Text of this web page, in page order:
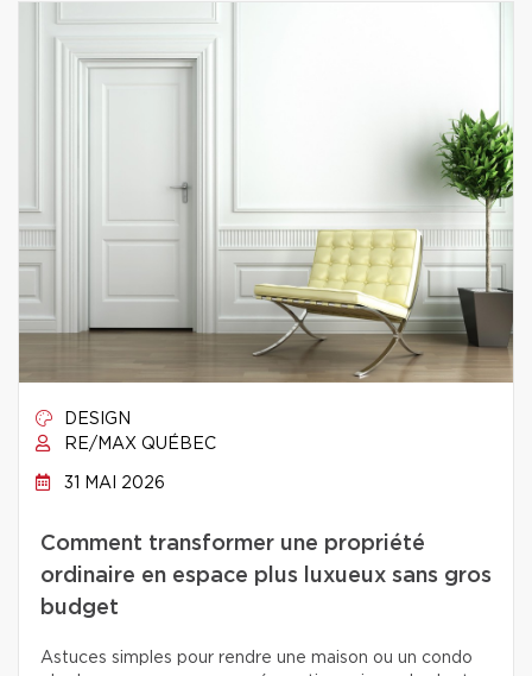
DESIGN
RE/MAX QUÉBEC
31 MAI 2026
Comment transformer une propriété
ordinaire en espace plus luxueux sans gros
budget
Astuces simples pour rendre une maison ou un condo